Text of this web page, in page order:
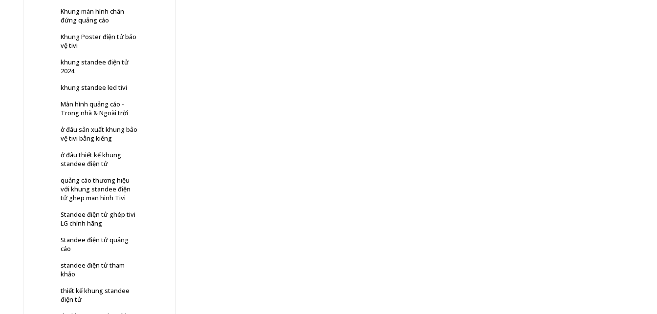
Khung màn hình chân
đứng quảng cáo
Khung Poster điện tử bảo
vệ tivi
khung standee điện tử
2024
khung standee led tivi
Màn hình quảng cáo -
Trong nhà & Ngoài trời
ở đâu sản xuất khung bảo
vệ tivi bằng kiếng
ở đâu thiết kế khung
standee điện tử
quảng cáo thương hiệu
với khung standee điện
tử ghep man hinh Tivi
Standee điện tử ghép tivi
LG chính hãng
Standee điện tử quảng
cáo
standee điện tử tham
khảo
thiết kế khung standee
điện tử